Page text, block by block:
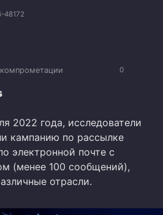
48172
0
2022 года, исследователи
кампанию по рассылке
электронной почте с
(менее 100 сообщений),
отрасли.